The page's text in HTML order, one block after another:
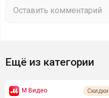
Ещё из категории
М.Видео Скидки